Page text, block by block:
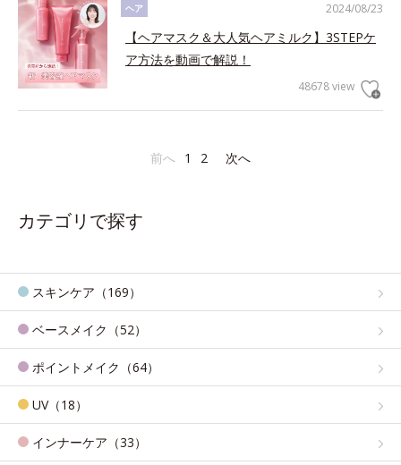
2024/08/23
ヘア
【ヘアマスク＆大人気ヘアミルク】3STEPケ
ア方法を動画で解説！
48678 view
前へ 1 2 次へ
カテゴリで探す
スキンケア（169）
ベースメイク（52）
ポイントメイク（64）
UV（18）
インナーケア（33）